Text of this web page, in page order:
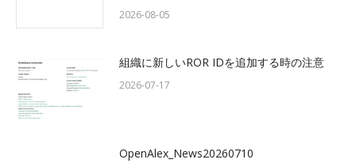
2026-08-05
組織に新しいROR IDを追加する時の注意
2026-07-17
OpenAlex_News20260710